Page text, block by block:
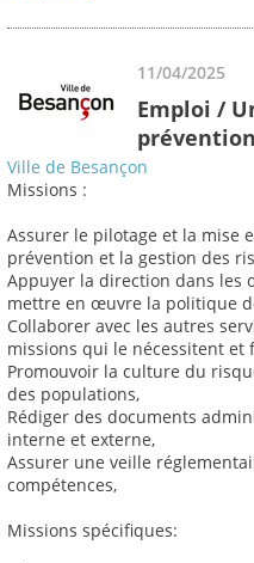
11/04/2025
Emploi /
Ville de Besançon
Missions :
Assurer le pilotage et la mise
prévention et la gestion des
Appuyer la direction dans les
mettre en œuvre la politique
Collaborer avec les autres
missions qui le nécessitent et
Promouvoir la culture du
des populations,
Rédiger des documents
interne et externe,
Assurer une veille
compétences,
Missions spécifiques: